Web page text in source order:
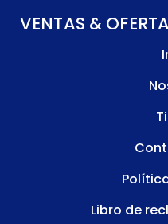
VENTAS &
Libro de